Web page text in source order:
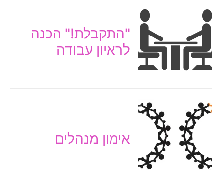
"התקבלת!" הכנה
לראיון עבודה
אימון מנהלים